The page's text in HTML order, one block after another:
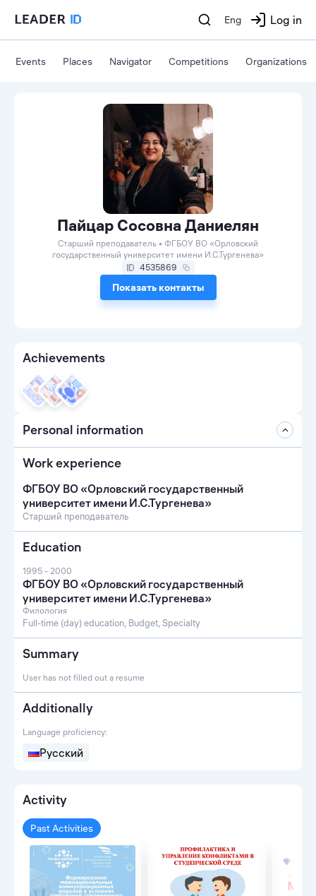
Eng Log in
Events Places Navigator Competitions Organizations
Пайцар Сосовна Даниелян
Старший преподаватель • ФГБОУ ВО «Орловский
государственный университет имени И.С.Тургенева»
4535869
Показать контакты
Achievements
Personal information
Work experience
ФГБОУ ВО «Орловский государственный
университет имени И.С.Тургенева»
Старший преподаватель
Education
1995 - 2000
ФГБОУ ВО «Орловский государственный
университет имени И.С.Тургенева»
Филология
Full-time (day) education, Budget, Specialty
Summary
User has not filled out a resume
Additionally
Language proficiency:
Русский
Activity
Past Activities